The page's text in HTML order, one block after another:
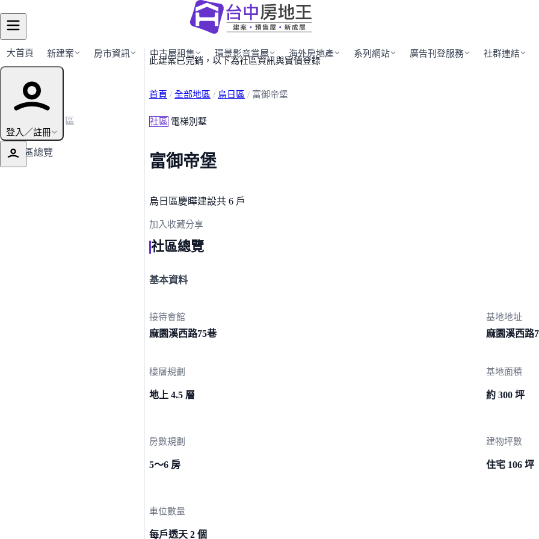
大首頁 新建案 房市資訊 中古屋租售 環景影音賞屋 海外房地產 系列網站 廣告刊登服務 社群連結
登入／註冊
建案導覽
← 返回烏日區
社區總覽
此建案已完銷，以下為社區資訊與實價登錄
首頁 / 全部地區 / 烏日區 / 富御帝堡
社區 電梯別墅
富御帝堡
烏日區慶瞱建設共 6 戶
加入收藏分享
社區總覽
基本資料
接待會館
麻園溪西路75巷
基地地址
麻園溪西路
樓層規劃
地上 4.5 層
基地面積
約 300 坪
房數規劃
5～6 房
建物坪數
住宅 106 坪
車位數量
每戶透天 2 個